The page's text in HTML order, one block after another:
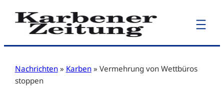
Zum
Inhalt
Nachrichten » Karben » Vermehrung von Wettbüros
stoppen